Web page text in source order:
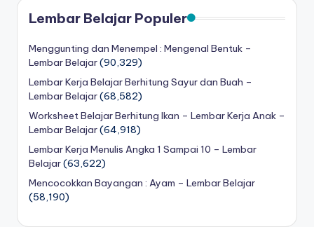
k
t
k
-
w
o
r
k
huruf
hijaiyah
-
worksheet
pdf
menebalkan
hijaiyah
anak
tk
Lembar Belajar Populer
Menggunting dan Menempel : Mengenal Bentuk –
Lembar Belajar(90,329)
Lembar Kerja Belajar Berhitung Sayur dan Buah –
Lembar Belajar(68,582)
Worksheet Belajar Berhitung Ikan – Lembar Kerja Anak –
Lembar Belajar(64,918)
Lembar Kerja Menulis Angka 1 Sampai 10 – Lembar
Belajar(63,622)
Mencocokkan Bayangan : Ayam – Lembar Belajar
(58,190)